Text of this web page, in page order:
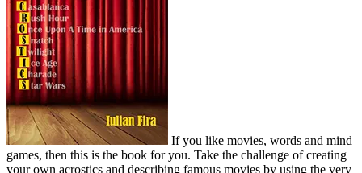
If you like movies, words and mind
games, then this is the book for you. Take the challenge of creating
your own acrostics and describing famous movies by using the very